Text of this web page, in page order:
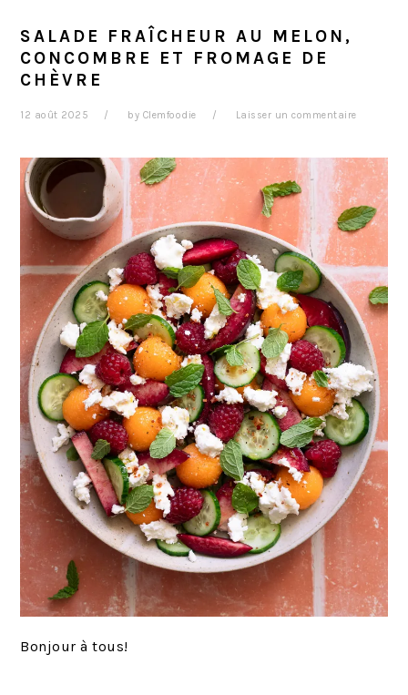
SALADE FRAÎCHEUR AU MELON,
CONCOMBRE ET FROMAGE DE
CHÈVRE
12 août 2025 by Clemfoodie Laisser un commentaire
Bonjour à tous!